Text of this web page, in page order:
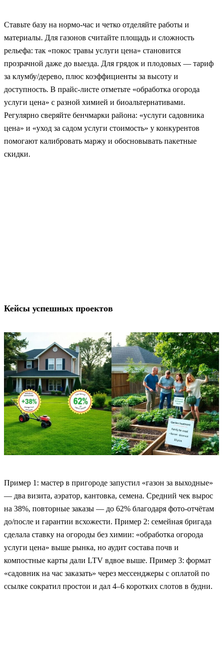
Ставьте базу на нормо-час и четко отделяйте работы и
материалы. Для газонов считайте площадь и сложность
рельефа: так «покос травы услуги цена» становится
прозрачной даже до выезда. Для грядок и плодовых — тариф
за клумбу/дерево, плюс коэффициенты за высоту и
доступность. В прайс-листе отметьте «обработка огорода
услуги цена» с разной химией и биоальтернативами.
Регулярно сверяйте бенчмарки района: «услуги садовника
цена» и «уход за садом услуги стоимость» у конкурентов
помогают калибровать маржу и обосновывать пакетные
скидки.
Кейсы успешных проектов
Пример 1: мастер в пригороде запустил «газон за выходные»
— два визита, аэратор, кантовка, семена. Средний чек вырос
на 38%, повторные заказы — до 62% благодаря фото-отчётам
до/после и гарантии всхожести. Пример 2: семейная бригада
сделала ставку на огороды без химии: «обработка огорода
услуги цена» выше рынка, но аудит состава почв и
компостные карты дали LTV вдвое выше. Пример 3: формат
«садовник на час заказать» через мессенджеры с оплатой по
ссылке сократил простои и дал 4–6 коротких слотов в будни.